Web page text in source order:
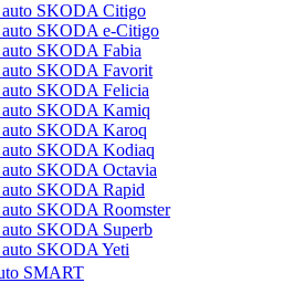
auto SKODA Citigo
auto SKODA e-Citigo
auto SKODA Fabia
auto SKODA Favorit
auto SKODA Felicia
auto SKODA Kamiq
auto SKODA Karoq
auto SKODA Kodiaq
auto SKODA Octavia
auto SKODA Rapid
auto SKODA Roomster
auto SKODA Superb
auto SKODA Yeti
SMART